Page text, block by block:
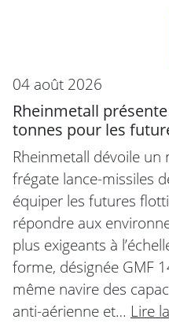
04 août 2026
Rheinmetall
tonnes pour les
Rheinmetall dévoile
frégate lance-missiles
équiper les futures
répondre aux
plus exigeants à
forme, désignée GMF
même navire des
anti-aérienne et… Lire